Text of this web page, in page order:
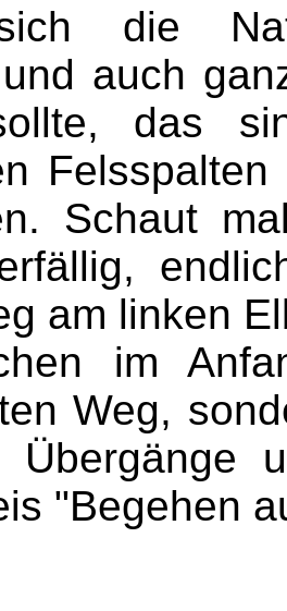
die
auch
das
Schaut
am linken
im
Weg,
Übergänge
"Begehen